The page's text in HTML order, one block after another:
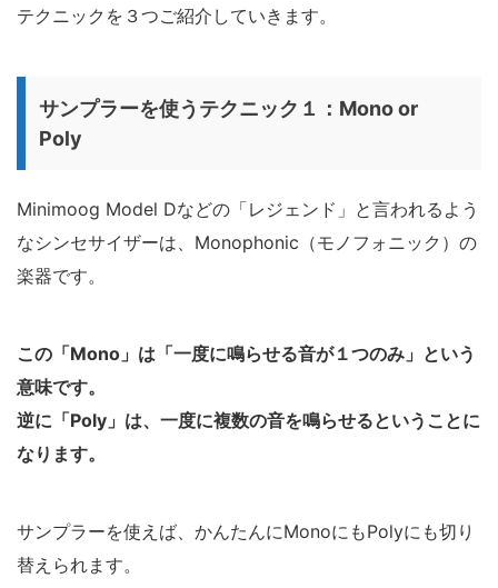
テクニックを３つご紹介していきます。
サンプラーを使うテクニック１：Mono or
Poly
Minimoog Model Dなどの「レジェンド」と言われるよう
なシンセサイザーは、Monophonic（モノフォニック）の
楽器です。
この「Mono」は「一度に鳴らせる音が１つのみ」という
意味です。
逆に「Poly」は、一度に複数の音を鳴らせるということに
なります。
サンプラーを使えば、かんたんにMonoにもPolyにも切り
替えられます。